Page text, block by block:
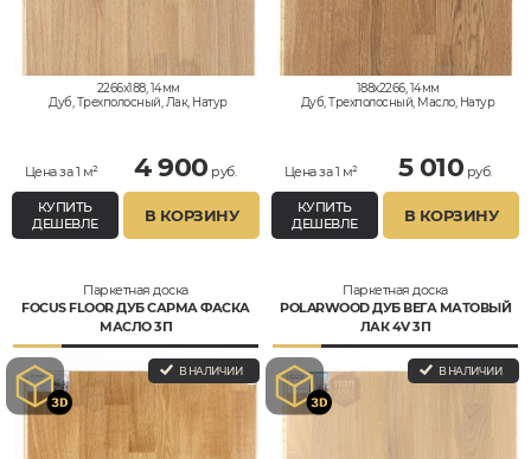
2266x188, 14мм
Дуб, Трехполосный, Лак, Натур
Цена за 1 м² 4 900 руб.
КУПИТЬ
ДЕШЕВЛЕ
В КОРЗИНУ
188x2266, 14мм
Дуб, Трехполосный, Масло, Натур
Цена за 1 м² 5 010 руб.
КУПИТЬ
ДЕШЕВЛЕ
В КОРЗИНУ
Паркетная доска
FOCUS FLOOR ДУБ САРМА ФАСКА
МАСЛО 3П
В НАЛИЧИИ
Паркетная доска
POLARWOOD ДУБ ВЕГА МАТОВЫЙ
ЛАК 4V 3П
В НАЛИЧИИ